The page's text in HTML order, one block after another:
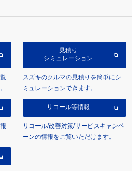
見積り
シミュレーション
スズキのクルマの見積りを簡単にシ
ミュレーションできます。
リコール等情報
リコール/改善対策/サービスキャンペ
ーンの情報をご覧いただけます。